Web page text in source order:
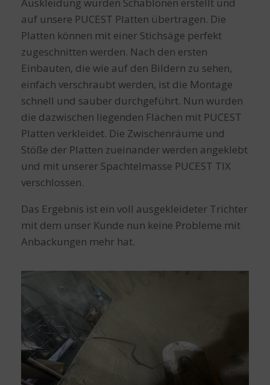
auf unsere PUCEST Platten übertragen. Die
Platten können mit einer Stichsäge perfekt
zugeschnitten werden. Nach den ersten
Einbauten, die wie auf den Bildern zu sehen,
einfach verschraubt werden, ist die Montage
schnell und sauber durchgeführt. Nun wurden
die dazwischen liegenden Flächen mit PUCEST
Platten verkleidet. Die Zwischenräume und
Stöße der Platten zueinander werden angeklebt
und mit unserer Spachtelmasse PUCEST TIX
verschlossen.
Das Ergebnis ist ein voll ausgekleideter Trichter
mit dem unser Kunde nun keine Probleme mit
Anbackungen mehr hat.